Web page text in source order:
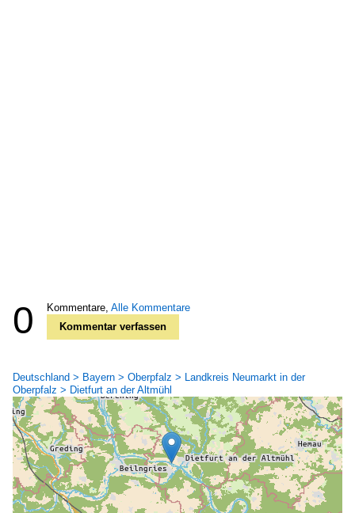
0 Kommentare, Alle Kommentare
Kommentar verfassen
Deutschland > Bayern > Oberpfalz > Landkreis Neumarkt in der
Oberpfalz > Dietfurt an der Altmühl